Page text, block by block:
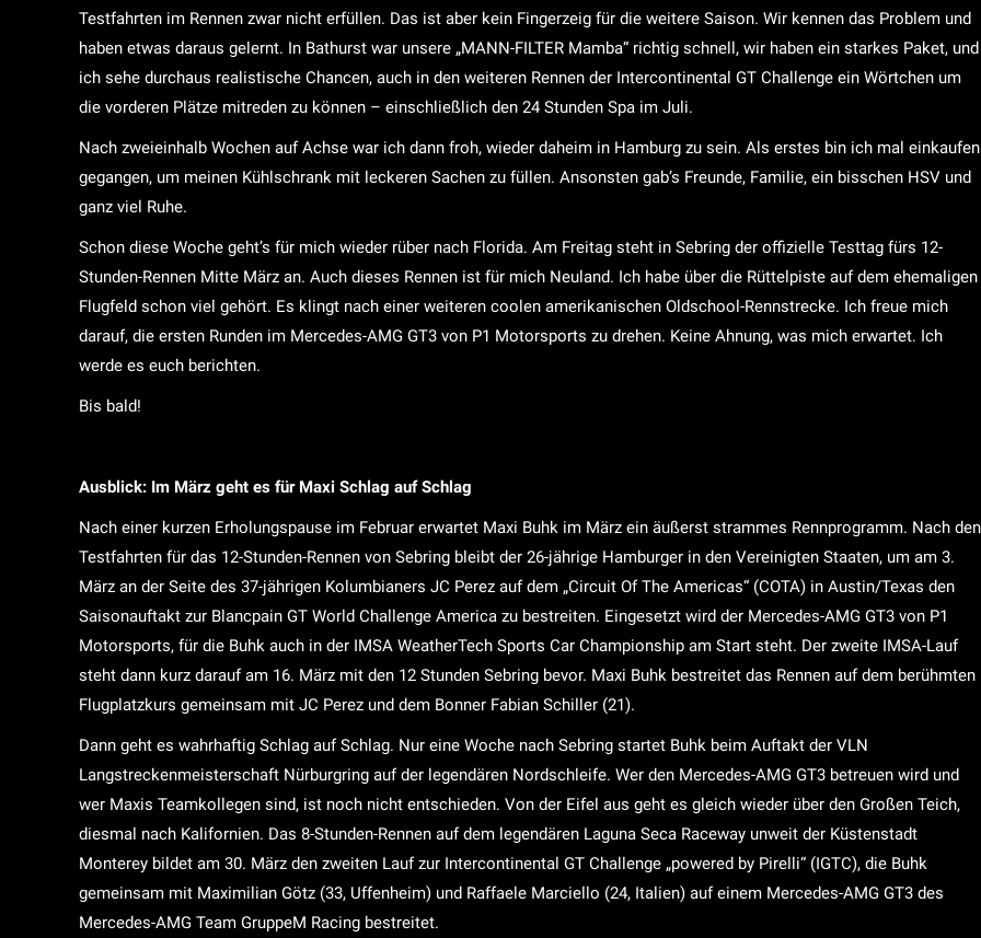
Testfahrten im Rennen zwar nicht erfüllen. Das ist aber kein Fingerzeig für die weitere Saison. Wir kennen das Problem und
haben etwas daraus gelernt. In Bathurst war unsere „MANN-FILTER Mamba“ richtig schnell, wir haben ein starkes Paket, und
ich sehe durchaus realistische Chancen, auch in den weiteren Rennen der Intercontinental GT Challenge ein Wörtchen um
die vorderen Plätze mitreden zu können – einschließlich den 24 Stunden Spa im Juli.
Nach zweieinhalb Wochen auf Achse war ich dann froh, wieder daheim in Hamburg zu sein. Als erstes bin ich mal einkaufen
gegangen, um meinen Kühlschrank mit leckeren Sachen zu füllen. Ansonsten gab’s Freunde, Familie, ein bisschen HSV und
ganz viel Ruhe.
Schon diese Woche geht’s für mich wieder rüber nach Florida. Am Freitag steht in Sebring der offizielle Testtag fürs 12-
Stunden-Rennen Mitte März an. Auch dieses Rennen ist für mich Neuland. Ich habe über die Rüttelpiste auf dem ehemaligen
Flugfeld schon viel gehört. Es klingt nach einer weiteren coolen amerikanischen Oldschool-Rennstrecke. Ich freue mich
darauf, die ersten Runden im Mercedes-AMG GT3 von P1 Motorsports zu drehen. Keine Ahnung, was mich erwartet. Ich
werde es euch berichten.
Bis bald!
Ausblick: Im März geht es für Maxi Schlag auf Schlag
Nach einer kurzen Erholungspause im Februar erwartet Maxi Buhk im März ein äußerst strammes Rennprogramm. Nach den
Testfahrten für das 12-Stunden-Rennen von Sebring bleibt der 26-jährige Hamburger in den Vereinigten Staaten, um am 3.
März an der Seite des 37-jährigen Kolumbianers JC Perez auf dem „Circuit Of The Americas“ (COTA) in Austin/Texas den
Saisonauftakt zur Blancpain GT World Challenge America zu bestreiten. Eingesetzt wird der Mercedes-AMG GT3 von P1
Motorsports, für die Buhk auch in der IMSA WeatherTech Sports Car Championship am Start steht. Der zweite IMSA-Lauf
steht dann kurz darauf am 16. März mit den 12 Stunden Sebring bevor. Maxi Buhk bestreitet das Rennen auf dem berühmten
Flugplatzkurs gemeinsam mit JC Perez und dem Bonner Fabian Schiller (21).
Dann geht es wahrhaftig Schlag auf Schlag. Nur eine Woche nach Sebring startet Buhk beim Auftakt der VLN
Langstreckenmeisterschaft Nürburgring auf der legendären Nordschleife. Wer den Mercedes-AMG GT3 betreuen wird und
wer Maxis Teamkollegen sind, ist noch nicht entschieden. Von der Eifel aus geht es gleich wieder über den Großen Teich,
diesmal nach Kalifornien. Das 8-Stunden-Rennen auf dem legendären Laguna Seca Raceway unweit der Küstenstadt
Monterey bildet am 30. März den zweiten Lauf zur Intercontinental GT Challenge „powered by Pirelli“ (IGTC), die Buhk
gemeinsam mit Maximilian Götz (33, Uffenheim) und Raffaele Marciello (24, Italien) auf einem Mercedes-AMG GT3 des
Mercedes-AMG Team GruppeM Racing bestreitet.